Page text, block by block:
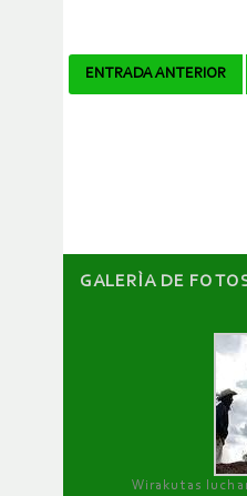
Navegador
ENTRADA ANTERIOR
GALERÌA DE
Wirakutas